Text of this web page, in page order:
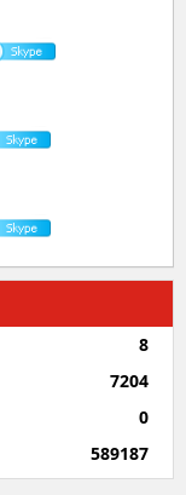
8
7204
0
589187